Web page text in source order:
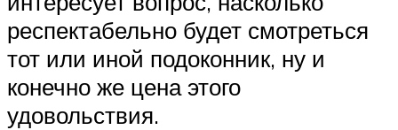
респектабельно будет смотреться
тот или иной подоконник, ну и
конечно же цена этого
удовольствия.